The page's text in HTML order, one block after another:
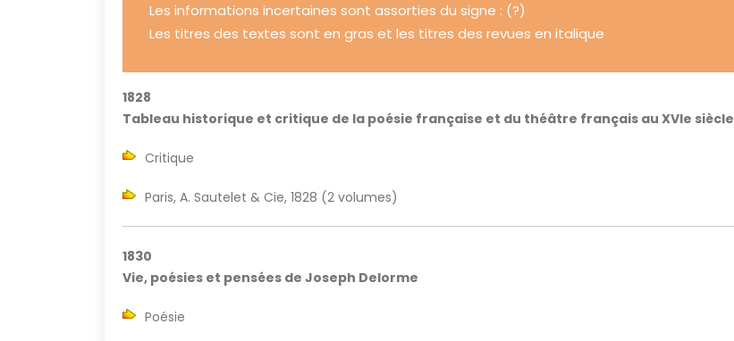
Les informations incertaines sont assorties du signe : (?)
Les titres des textes sont en gras et les titres des revues en italique
1828
Tableau historique et critique de la poésie française et du théâtre français au XVIe siècle
Critique
Paris, A. Sautelet & Cie, 1828 (2 volumes)
1830
Vie, poésies et pensées de Joseph Delorme
Poésie